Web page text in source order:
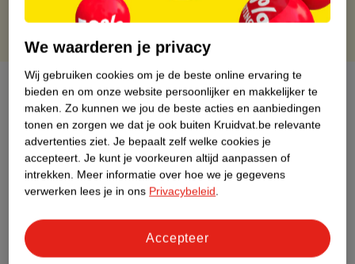
Over dit product
Productinformatie
Etiketinformatie
Nature Impact Score
Dit product heeft (nog) geen Nature
Impact Score.
We waarderen je privacy
Wij gebruiken cookies om je de beste online ervaring te
bieden en om onze website persoonlijker en makkelijker te
maken. Zo kunnen we jou de beste acties en aanbiedingen
tonen en zorgen we dat je ook buiten Kruidvat.be relevante
advertenties ziet. Je bepaalt zelf welke cookies je
accepteert. Je kunt je voorkeuren altijd aanpassen of
intrekken. Meer informatie over hoe we je gegevens
verwerken lees je in ons Privacybeleid.
Accepteer